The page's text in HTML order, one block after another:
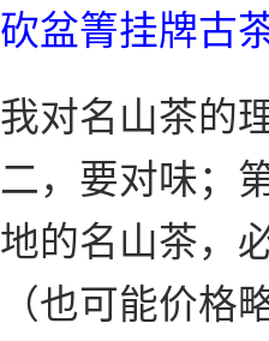
砍盆箐挂牌古
我对名山茶的
二，要对味；
地的名山茶，
（也可能价格